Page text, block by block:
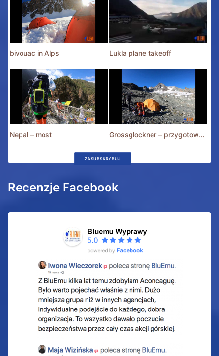
bivouac in Alps Lukla plane takeoff
Nepal – most Grossglockner – przygotowania
ZASUBSKRYBUJ
Recenzje Facebook